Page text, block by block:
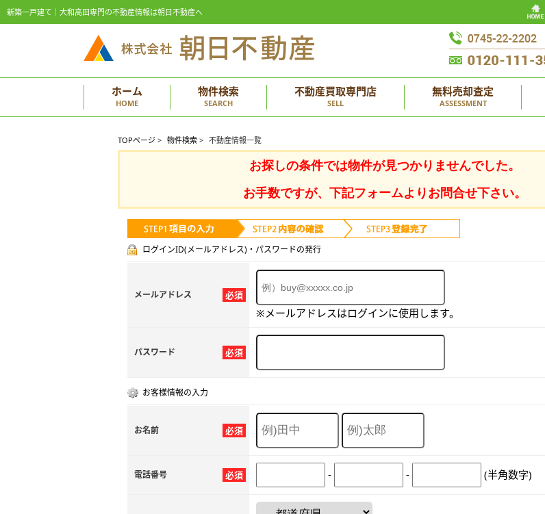
新築一戸建て｜大和高田専門の不動産情報は朝日不動産へ
ホーム
HOME
物件検索
SEARCH
不動産買取専門店
SELL
無料売却査定
ASSESSMENT
TOPページ > 物件検索 > 不動産情報一覧
お探しの条件では物件が見つかりませんでした。
お手数ですが、下記フォームよりお問合せ下さい。
ログインID(メールアドレス)・パスワードの発行
必須
メールアドレス
※メールアドレスはログインに使用します。
必須
パスワード
お客様情報の入力
必須
お名前
必須
電話番号 - - (半角数字)